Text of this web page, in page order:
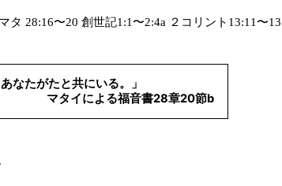
マタ 28:16〜20 創世記1:1〜2:4a ２コリント13:11〜13
なたがたと共にいる。」
マタイによる福音書28章20節b